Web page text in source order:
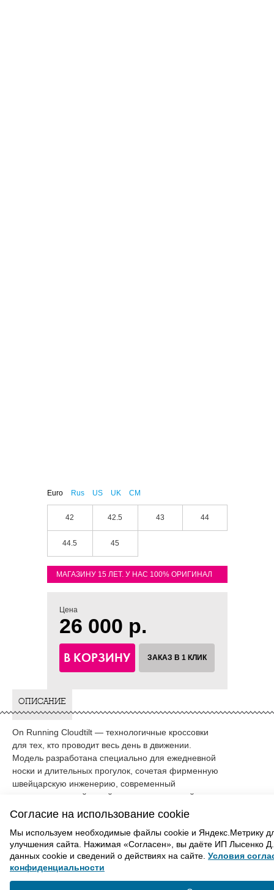
Euro Rus US UK CM
42 42.5 43 44
44.5 45
МАГАЗИНУ 15 ЛЕТ. У НАС 100% ОРИГИНАЛ
Цена
26 000 р.
В КОРЗИНУ ЗАКАЗ В 1 КЛИК
ОПИСАНИЕ
On Running Cloudtilt — технологичные кроссовки
для тех, кто проводит весь день в движении.
Модель разработана специально для ежедневной
носки и длительных прогулок, сочетая фирменную
швейцарскую инженерию, современный
минималистичный дизайн и исключительный
комфорт. Легкий верх и инновационная подошва
естественным.
Главная особенность Cloudtilt — подошва с
технологией CloudTec Phase® и пеной Helion™,
Согласие на использование cookie
Мы используем необходимые файлы cookie и Яндекс.Метрику
улучшения сайта. Нажимая «Согласен», вы даёте ИП Лысенко
данных cookie и сведений о действиях на сайте. Условия
конфиденциальности